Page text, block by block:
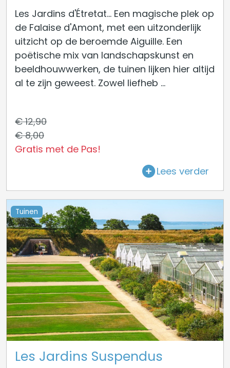
Les Jardins d'Étretat... Een magische plek op
de Falaise d'Amont, met een uitzonderlijk
uitzicht op de beroemde Aiguille. Een
poëtische mix van landschapskunst en
beeldhouwwerken, de tuinen lijken hier altijd
al te zijn geweest. Zowel liefheb ...
€ 12,90
€ 8,00
Gratis met de Pas!
Lees verder
Tuinen
Les Jardins Suspendus